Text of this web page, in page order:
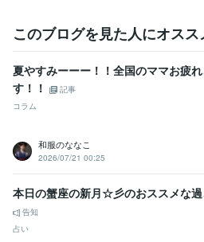
住宅関連 2017年3月 ~ 2018年9月
自動車関連 2016年5月 ~ 2017年12月
018年8月 ~ 2020年5月
建設関連 2020年7月 ~ 2021年2月
スト オンライン似合う髪型診断アドバイ
スト ココナラプラチナランクに昇格
資格・検定
インテリアコーディネーター 取得年 :
宅地建物取引士（旧 宅地建物取引主任者
パーソナルカラーアナリスト
このブログを見た人にオスス
夏やすみーーー！！全国のママお疲
す！！
記事
コラム
和服のななこ
2026/07/21 00:25
本日の蟹座の新月☆彡のおススメな過
告知
占い